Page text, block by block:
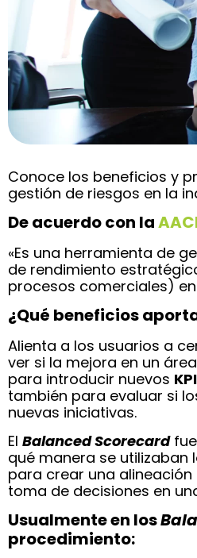
Conoce los beneficios y
gestión de riesgos en la
De acuerdo con la
«Es una herramienta de
de rendimiento
procesos comerciales)
¿Qué beneficios
Alienta a los usuarios a
ver si la mejora en un
para introducir nuevos KPI
también para evaluar si
nuevas iniciativas.
El Balanced Scorecard
qué manera se utilizaban
para crear una
toma de decisiones en
Usualmente en los
procedimiento: